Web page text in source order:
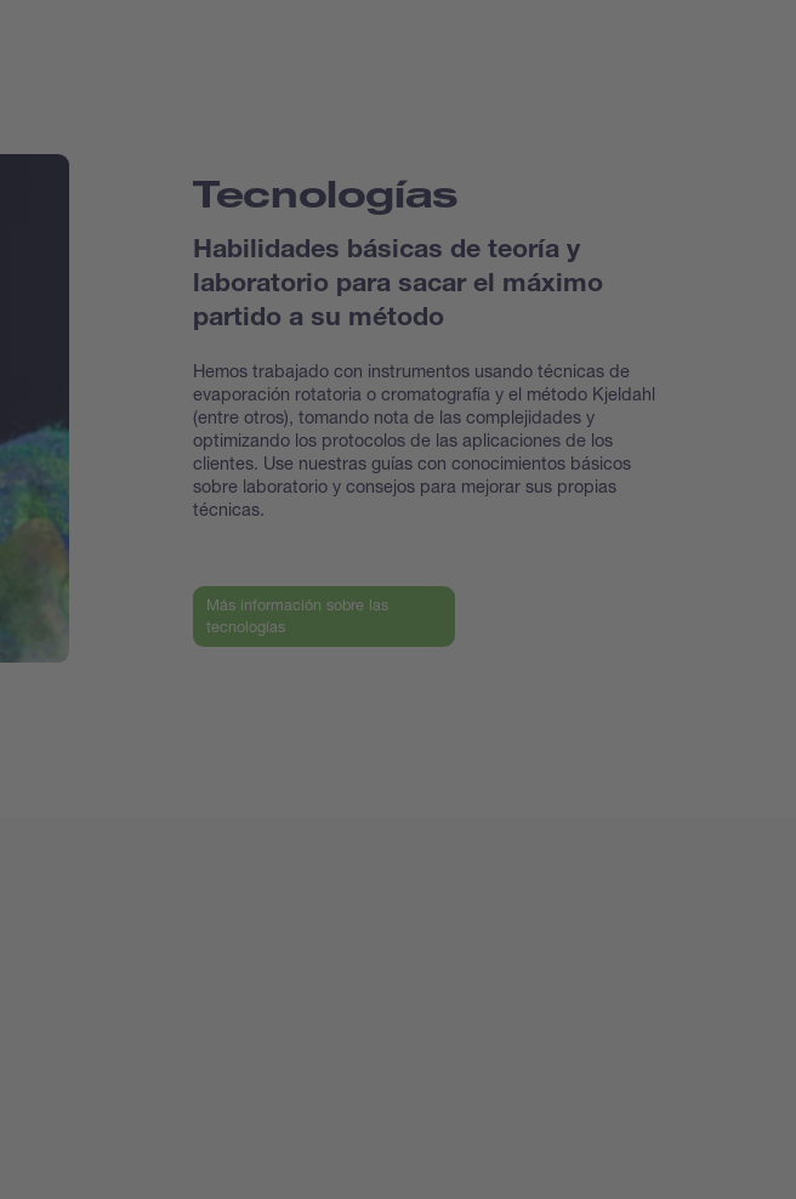
Tecnologías
Habilidades básicas de teoría y
laboratorio para sacar el máximo
partido a su método
Hemos trabajado con instrumentos usando técnicas de
evaporación rotatoria o cromatografía y el método Kjeldahl
(entre otros), tomando nota de las complejidades y
optimizando los protocolos de las aplicaciones de los
clientes. Use nuestras guías con conocimientos básicos
sobre laboratorio y consejos para mejorar sus propias
técnicas.
Más información sobre las
tecnologías